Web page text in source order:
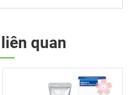
quan